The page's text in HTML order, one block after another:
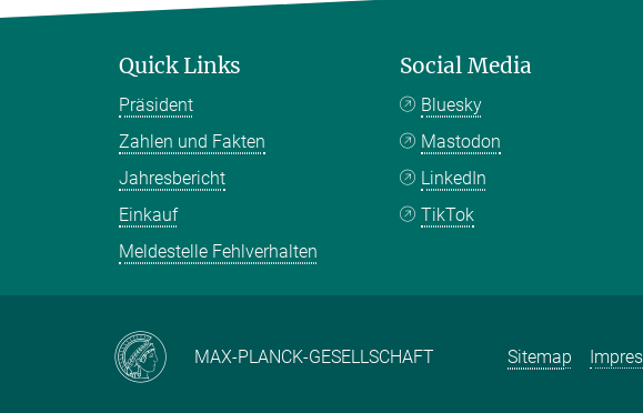
Quick Links
Präsident
Zahlen und Fakten
Jahresbericht
Einkauf
Meldestelle Fehlverhalten
Social Media
Bluesky
Mastodon
LinkedIn
TikTok
MAX-PLANCK-GESELLSCHAFT Sitemap